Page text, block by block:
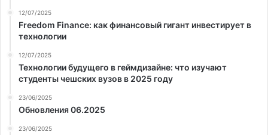
12/07/2025
Freedom Finance: как финансовый гигант инвестирует в
технологии
12/07/2025
Технологии будущего в геймдизайне: что изучают
студенты чешских вузов в 2025 году
23/06/2025
Обновления 06.2025
23/06/2025